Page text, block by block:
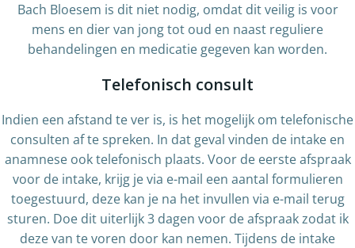
Bach Bloesem is dit niet nodig, omdat dit veilig is voor
mens en dier van jong tot oud en naast reguliere
behandelingen en medicatie gegeven kan worden.
Telefonisch consult
Indien een afstand te ver is, is het mogelijk om telefonische
consulten af te spreken. In dat geval vinden de intake en
anamnese ook telefonisch plaats. Voor de eerste afspraak
voor de intake, krijg je via e-mail een aantal formulieren
toegestuurd, deze kan je na het invullen via e-mail terug
sturen. Doe dit uiterlijk 3 dagen voor de afspraak zodat ik
deze van te voren door kan nemen. Tijdens de intake